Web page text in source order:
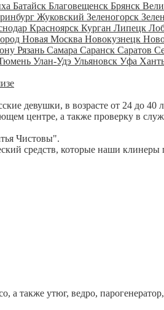
Батайск Благовещенск Брянск
Жуковский Зеленогорск
Красноярск Курган Липецк
Новая Москва Новокузнецк
Рязань Самара Саранск Саратов
Улан-Удэ Ульяновск Уфа
девушки, в возрасте от 24 до 40
центре, а также проверку в
Чистовы".
средств, которые наши клинеры
а также утюг, ведро,